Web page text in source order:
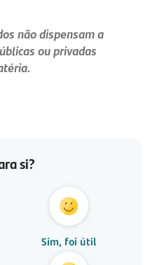
não dispensam a
ou privadas
si?
Sim, foi útil